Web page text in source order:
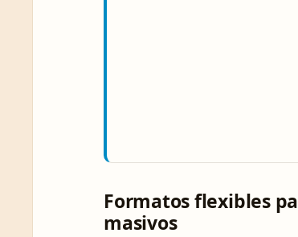
Formatos flexibles
masivos